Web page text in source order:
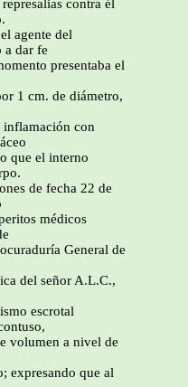
contra él
agente del
a dar fe
presentaba el
1 cm. de diámetro,
inflamación con
que el interno
de fecha 22 de
médicos
General de
del señor A.L.C.,
escrotal
volumen a nivel de
expresando que al